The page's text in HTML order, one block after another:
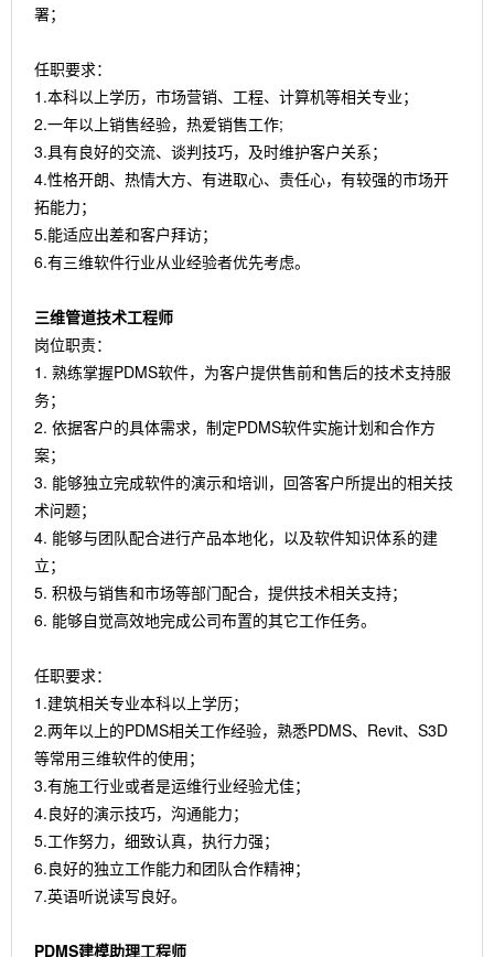
署；
任职要求：
1.本科以上学历，市场营销、工程、计算机等相关专业；
2.一年以上销售经验，热爱销售工作;
3.具有良好的交流、谈判技巧，及时维护客户关系；
4.性格开朗、热情大方、有进取心、责任心，有较强的市场开
拓能力；
5.能适应出差和客户拜访；
6.有三维软件行业从业经验者优先考虑。
三维管道技术工程师
岗位职责：
1. 熟练掌握PDMS软件，为客户提供售前和售后的技术支持服
务；
2. 依据客户的具体需求，制定PDMS软件实施计划和合作方
案；
3. 能够独立完成软件的演示和培训，回答客户所提出的相关技
术问题；
4. 能够与团队配合进行产品本地化，以及软件知识体系的建
立；
5. 积极与销售和市场等部门配合，提供技术相关支持；
6. 能够自觉高效地完成公司布置的其它工作任务。
任职要求：
1.建筑相关专业本科以上学历；
2.两年以上的PDMS相关工作经验，熟悉PDMS、Revit、S3D
等常用三维软件的使用；
3.有施工行业或者是运维行业经验尤佳；
4.良好的演示技巧，沟通能力；
5.工作努力，细致认真，执行力强；
6.良好的独立工作能力和团队合作精神；
7.英语听说读写良好。
PDMS建模助理工程师